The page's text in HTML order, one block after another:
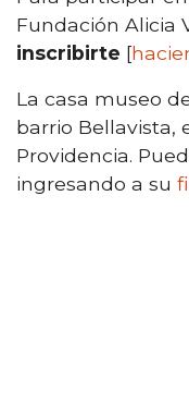
Fundación Alicia
inscribirte [
La casa museo
barrio Bellavista,
Providencia.
ingresando a su